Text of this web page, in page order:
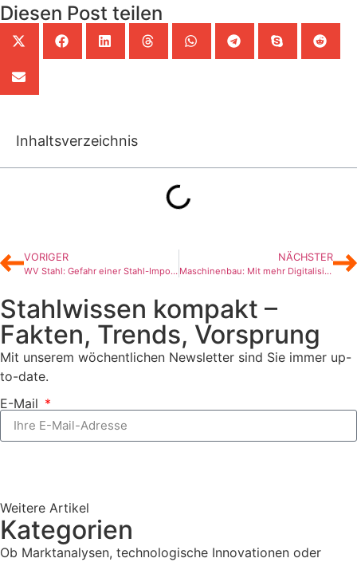
Diesen Post teilen
Inhaltsverzeichnis
VORIGER
WV Stahl: Gefahr einer Stahl-Importkrise nicht gebannt
NÄCHSTER
Maschinenbau: Mit mehr Digitalisierung aus der Krise?
Stahlwissen kompakt –
Fakten, Trends, Vorsprung
Mit unserem wöchentlichen Newsletter sind Sie immer up-
to-date.
E-Mail
Weitere Artikel
Kategorien
Ob Marktanalysen, technologische Innovationen oder